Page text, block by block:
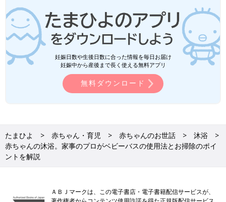
妊娠日数や生後日数に合った情報を毎日お届け
妊娠中から産後まで長く使える無料アプリ
無料ダウンロード
たまひよ 赤ちゃん・育児 赤ちゃんのお世話
沐浴
赤ちゃんの沐浴。家事のプロがベビーバスの使用法とお掃除のポイ
ントを解説
ＡＢＪマークは、この電子書店・電子書籍配信サービスが、